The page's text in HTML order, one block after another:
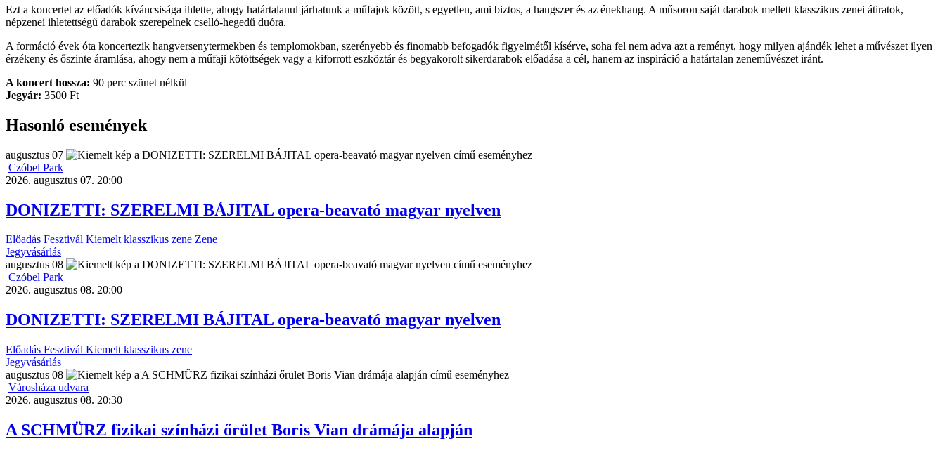
Ezt a koncertet az előadók kíváncsisága ihlette, ahogy határtalanul járhatunk a műfajok között, s egyetlen, ami biztos, a hangszer és az énekhang. A műsoron saját darabok mellett klasszikus zenei átiratok,
népzenei ihletettségű darabok szerepelnek cselló-hegedű duóra.
A formáció évek óta koncertezik hangversenytermekben és templomokban, szerényebb és finomabb befogadók figyelmétől kísérve, soha fel nem adva azt a reményt, hogy milyen ajándék lehet a művészet ilyen
érzékeny és őszinte áramlása, ahogy nem a műfaji kötöttségek vagy a kiforrott eszköztár és begyakorolt sikerdarabok előadása a cél, hanem az inspiráció a határtalan zeneművészet iránt.
A koncert hossza: 90 perc szünet nélkül
Jegyár: 3500 Ft
Hasonló események
augusztus 07
Czóbel Park
2026. augusztus 07. 20:00
DONIZETTI: SZERELMI BÁJITAL opera-beavató magyar nyelven
Előadás Fesztivál Kiemeltklasszikus zene Zene
Jegyvásárlás
augusztus 08
Czóbel Park
2026. augusztus 08. 20:00
DONIZETTI: SZERELMI BÁJITAL opera-beavató magyar nyelven
Előadás Fesztivál Kiemelt klasszikus zene
Jegyvásárlás
augusztus 08
Városháza udvara
2026. augusztus 08. 20:30
A SCHMÜRZ fizikai színházi őrület Boris Vian drámája alapján